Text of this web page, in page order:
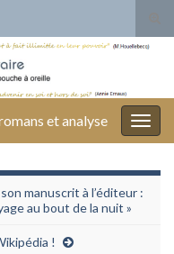
et analyse
manuscrit à l’éditeur :
au bout de la nuit »
!